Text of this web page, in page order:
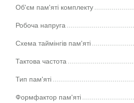
Об'єм пам'яті комплекту
Робоча напруга
Схема таймінгів пам'яті
Тактова частота
Тип пам'яті
Формфактор пам'яті